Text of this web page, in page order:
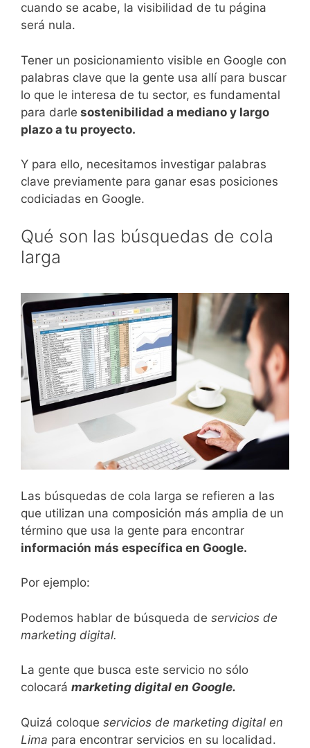
cuando se acabe, la visibilidad de tu página
será nula.
Tener un posicionamiento visible en Google con
palabras clave que la gente usa allí para buscar
lo que le interesa de tu sector, es fundamental
para darle sostenibilidad a mediano y largo
plazo a tu proyecto.
Y para ello, necesitamos investigar palabras
clave previamente para ganar esas posiciones
codiciadas en Google.
Qué son las búsquedas de cola
larga
Las búsquedas de cola larga se refieren a las
que utilizan una composición más amplia de un
término que usa la gente para encontrar
información más específica en Google.
Por ejemplo:
Podemos hablar de búsqueda de servicios de
marketing digital.
La gente que busca este servicio no sólo
colocará marketing digital en Google.
Quizá coloque servicios de marketing digital en
Lima para encontrar servicios en su localidad.